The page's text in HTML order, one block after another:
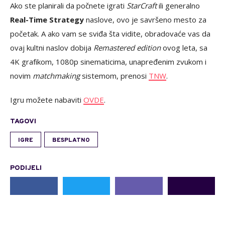
Ako ste planirali da počnete igrati StarCraftili generalno
Real-Time Strategy naslove, ovo je savršeno mesto za
početak. A ako vam se sviđa šta vidite, obradovaće vas da
ovaj kultni naslov dobija Remastered editionovog leta, sa
4K grafikom, 1080p sinematicima, unapređenim zvukom i
novim matchmakingsistemom, prenosi TNW.
Igru možete nabaviti OVDE.
TAGOVI
IGRE BESPLATNO
PODIJELI